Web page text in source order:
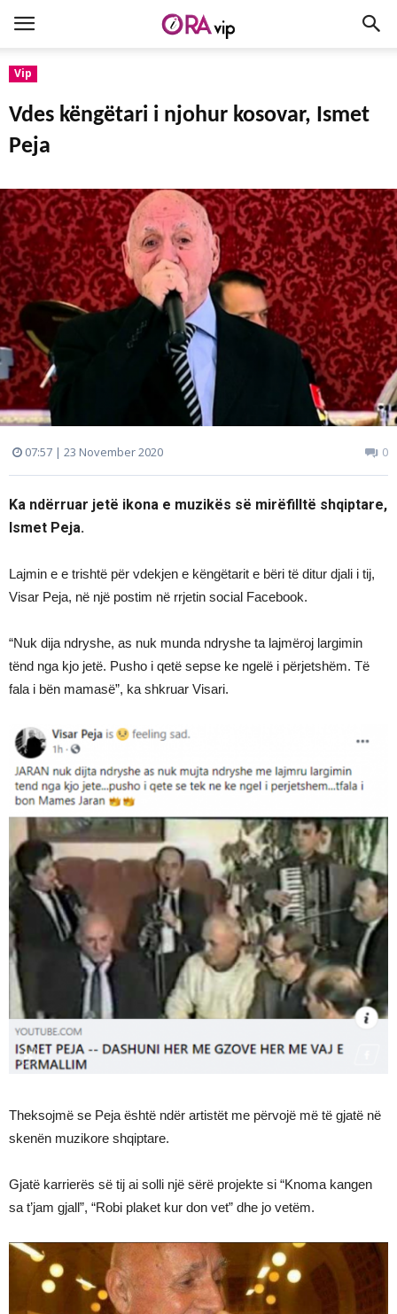
Vip
Vdes këngëtari i njohur kosovar, Ismet
Peja
07:57 | 23 November 2020 0
Ka ndërruar jetë ikona e muzikës së mirëfilltë shqiptare,
Ismet Peja.
Lajmin e e trishtë për vdekjen e këngëtarit e bëri të ditur djali i tij,
Visar Peja, në një postim në rrjetin social Facebook.
“Nuk dija ndryshe, as nuk munda ndryshe ta lajmëroj largimin
tënd nga kjo jetë. Pusho i qetë sepse ke ngelë i përjetshëm. Të
fala i bën mamasë”, ka shkruar Visari.
Theksojmë se Peja është ndër artistët me përvojë më të gjatë në
skenën muzikore shqiptare.
Gjatë karrierës së tij ai solli një sërë projekte si “Knoma kangen
sa t’jam gjall”, “Robi plaket kur don vet” dhe jo vetëm.